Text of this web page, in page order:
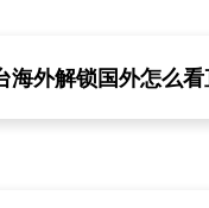
海外解锁国外怎么